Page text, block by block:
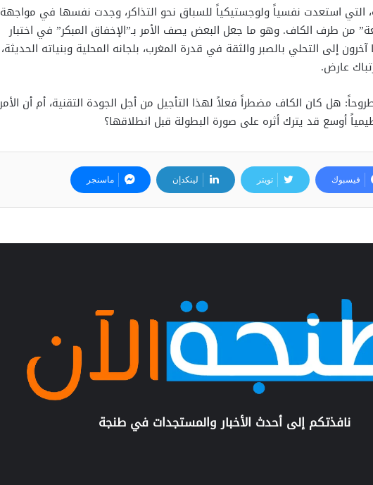
التي استعدت نفسياً ولوجستيكياً للسباق نحو التذاكر، وجدت نفسها في مواجهة
من طرف الكاف. وهو ما جعل البعض يصف الأمر بـ”الإخفاق المبكر” في اختبار
آخرون إلى التحلي بالصبر والثقة في قدرة المغرب، بلجانه المحلية وبنياته الحديثة،
عارض.
هل كان الكاف مضطراً فعلاً لهذا التأجيل من أجل الجودة التقنية، أم أن الأمر
أوسع قد يترك أثره على صورة البطولة قبل انطلاقها؟
فيسبوك تويتر لينكدإن ماسنجر
نافذتكم إلى أحدث الأخبار والمستجدات في طنجة